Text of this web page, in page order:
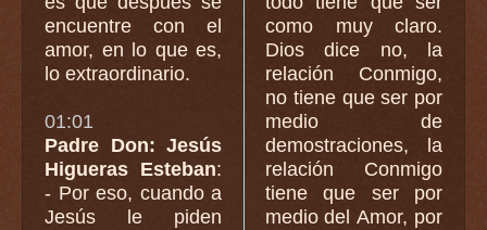
encuentre con el
amor, en lo que es,
lo extraordinario.
01:01
Padre Don: Jesús
Higueras Esteban:
- Por eso, cuando a
Jesús le piden
como muy claro.
Dios dice no, la
relación Conmigo,
no tiene que ser por
medio de
demostraciones, la
relación Conmigo
tiene que ser por
medio del Amor, por